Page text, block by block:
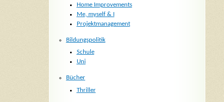
Home Improvements
Me, myself & I
Projektmanagement
Bildungspolitik
Schule
Uni
Bücher
Thriller